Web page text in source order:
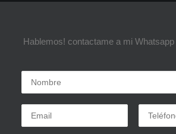
Hablemos! contactame a mi